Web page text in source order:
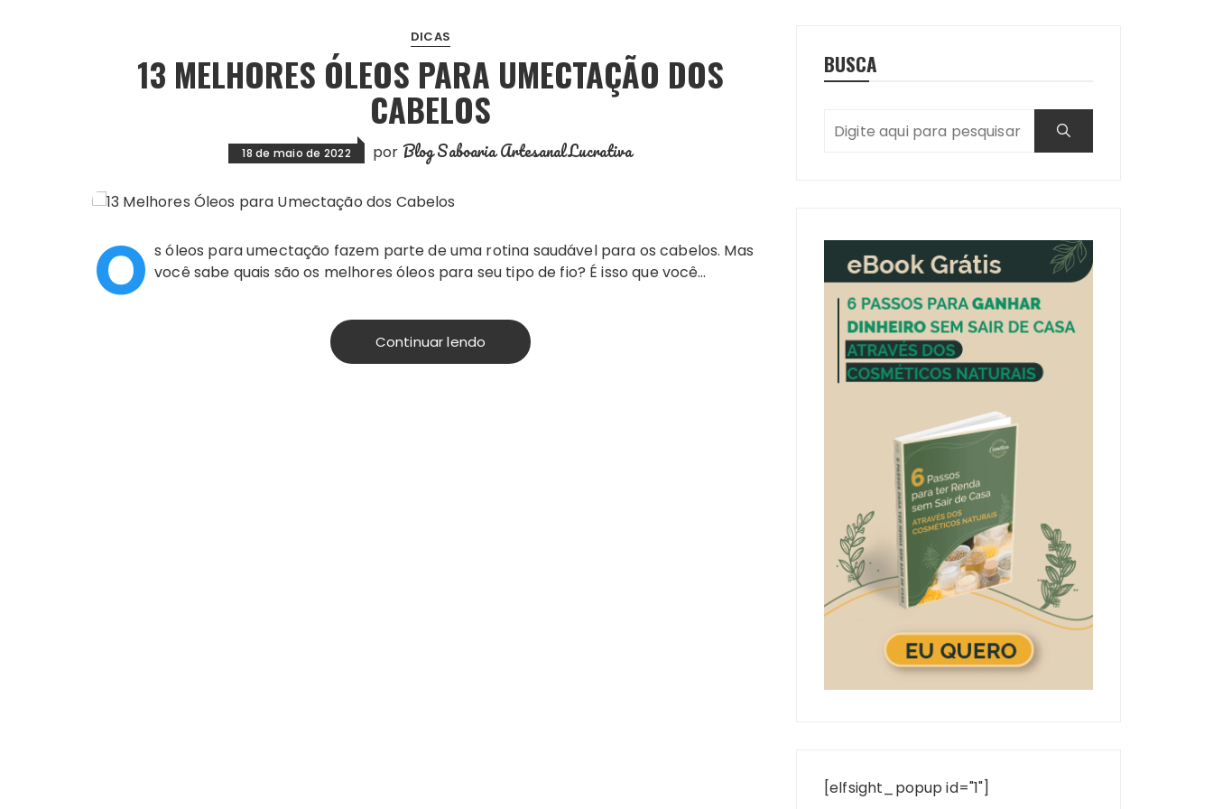
DICAS
13 MELHORES ÓLEOS PARA UMECTAÇÃO DOS
CABELOS
18 de maio de 2022 por Blog Saboaria Artesanal Lucrativa
O s óleos para umectação fazem parte de uma rotina saudável para os cabelos. Mas
você sabe quais são os melhores óleos para seu tipo de fio? É isso que você…
Continuar lendo
BUSCA
[elfsight_popup id="1"]